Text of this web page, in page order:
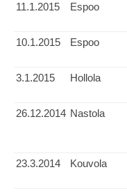
11.1.2015
Espoo
10.1.2015 Espoo
3.1.2015 Hollola
26.12.2014 Nastola
23.3.2014 Kouvola